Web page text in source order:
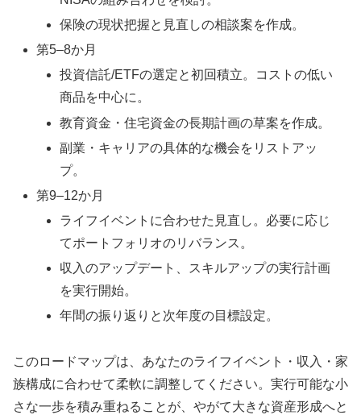
保険の現状把握と見直しの相談案を作成。
第5–8か月
投資信託/ETFの選定と初回積立。コストの低い
商品を中心に。
教育資金・住宅資金の長期計画の草案を作成。
副業・キャリアの具体的な機会をリストアッ
プ。
第9–12か月
ライフイベントに合わせた見直し。必要に応じ
てポートフォリオのリバランス。
収入のアップデート、スキルアップの実行計画
を実行開始。
年間の振り返りと次年度の目標設定。
このロードマップは、あなたのライフイベント・収入・家
族構成に合わせて柔軟に調整してください。実行可能な小
さな一歩を積み重ねることが、やがて大きな資産形成へと